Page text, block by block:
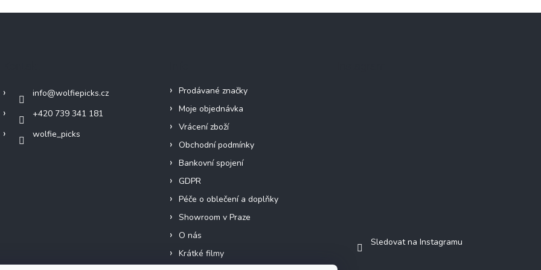
info@wolfiepicks.cz
+420 739 341 181
wolfie_picks
Prodávané značky
Moje objednávka
Vrácení zboží
Obchodní podmínky
Bankovní spojení
GDPR
Péče o oblečení a doplňky
Showroom v Praze
O nás
Krátké filmy
Sledovat na Instagramu